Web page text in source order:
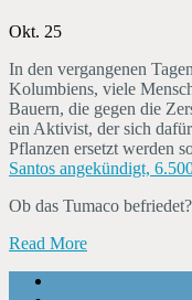
Okt. 25
In den vergangenen
Kolumbiens, viele
Bauern, die gegen die
ein Aktivist, der sich
Pflanzen ersetzt werden
Santos angekündigt,
Ob das Tumaco befriedet?
Read More